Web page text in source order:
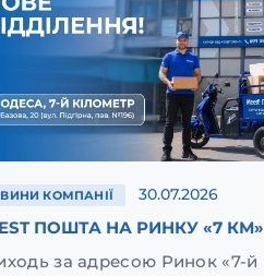
КОМПАНІЇ 30.07.2026
ПОШТА НА РИНКУ «7 КМ»
за адресою Ринок «7-й